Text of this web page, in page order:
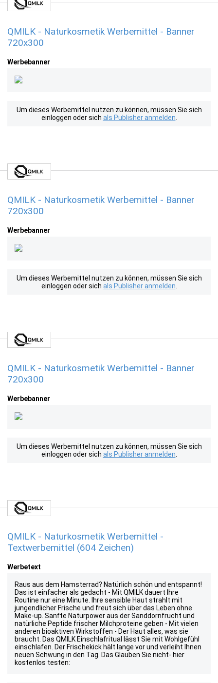
QMILK - Naturkosmetik Werbemittel - Banner
720x300
Werbebanner
Um dieses Werbemittel nutzen zu können, müssen Sie sich
einloggen oder sich als Publisher anmelden
QMILK - Naturkosmetik Werbemittel - Banner
720x300
Werbebanner
Um dieses Werbemittel nutzen zu können, müssen Sie sich
einloggen oder sich als Publisher anmelden
QMILK - Naturkosmetik Werbemittel - Banner
720x300
Werbebanner
Um dieses Werbemittel nutzen zu können, müssen Sie sich
einloggen oder sich als Publisher anmelden
QMILK - Naturkosmetik Werbemittel -
Textwerbemittel (604 Zeichen)
Werbetext
Raus aus dem Hamsterrad? Natürlich schön und entspannt!
Das ist einfacher als gedacht - Mit QMILK dauert Ihre
Routine nur eine Minute. Ihre sensible Haut strahlt mit
jungendlicher Frische und freut sich über das Leben ohne
Make-up. Sanfte Naturpower aus der Sanddornfrucht und
natürliche Peptide frischer Milchproteine geben - Mit vielen
anderen bioaktiven Wirkstoffen - Der Haut alles, was sie
braucht. Das QMILK Einschlafritual lässt Sie mit Wohlgefühl
einschlafen. Der Frischekick hält lange vor und verleiht Ihnen
neuen Schwung in den Tag. Das Glauben Sie nicht- hier
kostenlos testen: